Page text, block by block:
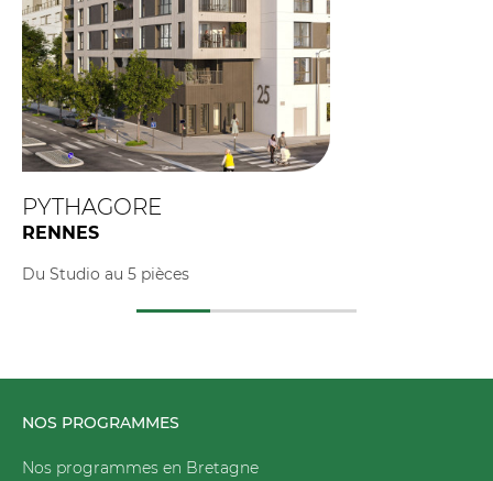
PYTHAGORE
RENNES
Du Studio au 5 pièces
NOS PROGRAMMES
Nos programmes en Bretagne